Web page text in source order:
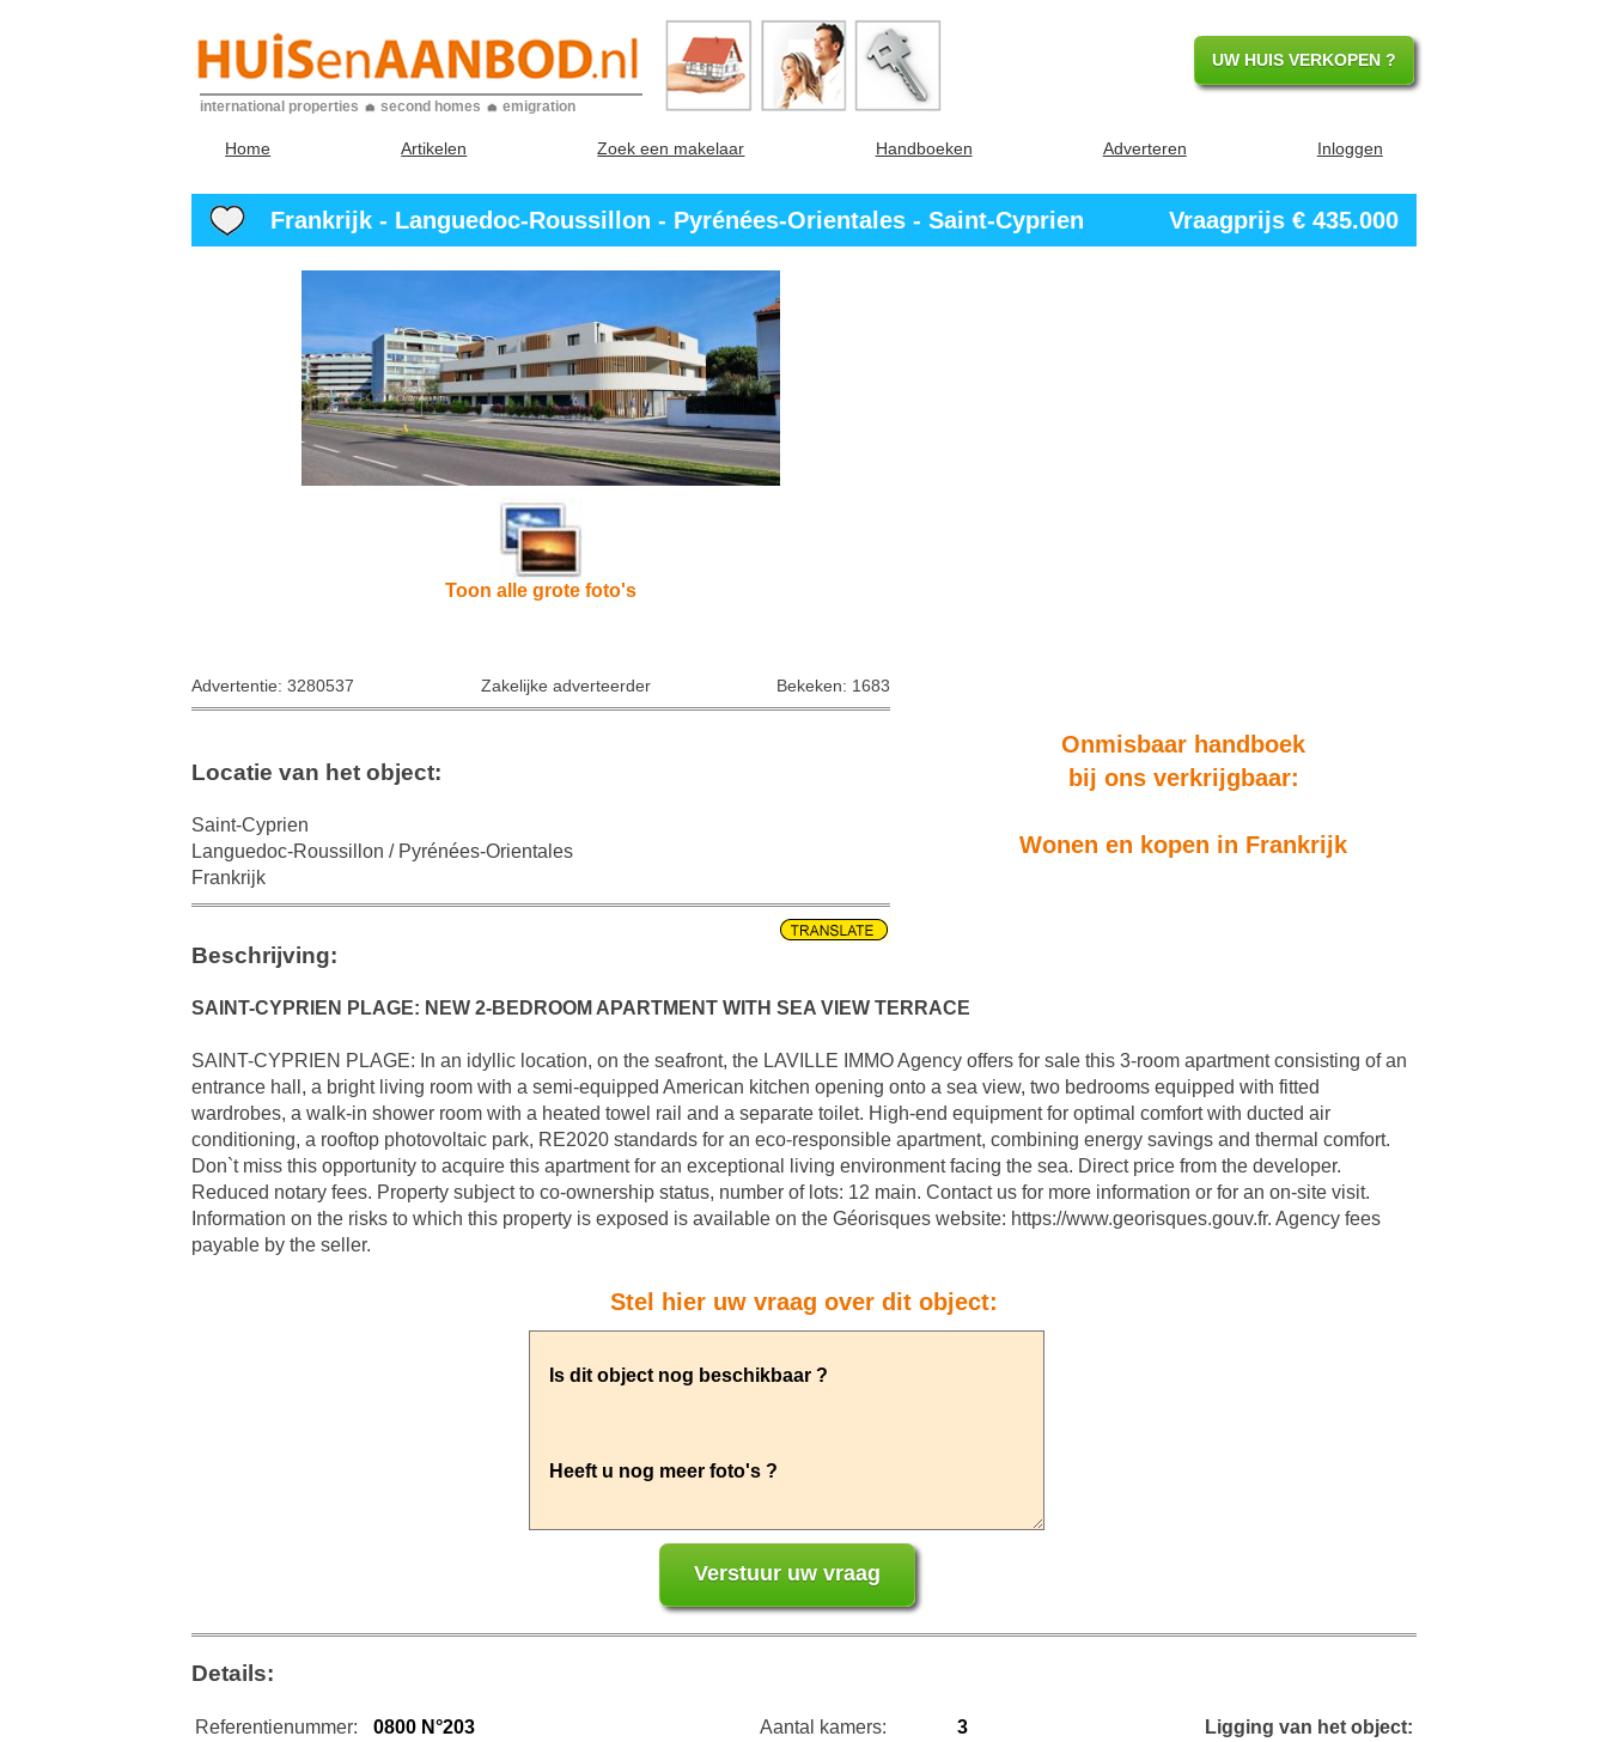
international properties second homes emigration
UW HUIS VERKOPEN ?
Home Artikelen Zoek een makelaar Handboeken Adverteren Inloggen
Frankrijk - Languedoc-Roussillon - Pyrénées-Orientales - Saint-Cyprien Vraagprijs € 435.000
Toon alle grote foto's
Advertentie: 3280537 Zakelijke adverteerder Bekeken: 1683
Onmisbaar handboek
bij ons verkrijgbaar:
Wonen en kopen in Frankrijk
Locatie van het object:
Saint-Cyprien
Languedoc-Roussillon / Pyrénées-Orientales
Frankrijk
Beschrijving:
SAINT-CYPRIEN PLAGE: NEW 2-BEDROOM APARTMENT WITH SEA VIEW TERRACE
SAINT-CYPRIEN PLAGE: In an idyllic location, on the seafront, the LAVILLE IMMO Agency offers for sale this 3-room apartment consisting of an
entrance hall, a bright living room with a semi-equipped American kitchen opening onto a sea view, two bedrooms equipped with fitted
wardrobes, a walk-in shower room with a heated towel rail and a separate toilet. High-end equipment for optimal comfort with ducted air
conditioning, a rooftop photovoltaic park, RE2020 standards for an eco-responsible apartment, combining energy savings and thermal comfort.
Don`t miss this opportunity to acquire this apartment for an exceptional living environment facing the sea. Direct price from the developer.
Reduced notary fees. Property subject to co-ownership status, number of lots: 12 main. Contact us for more information or for an on-site visit.
Information on the risks to which this property is exposed is available on the Géorisques website: https://www.georisques.gouv.fr. Agency fees
payable by the seller.
Stel hier uw vraag over dit object:
Details:
Referentienummer:
0800 N°203
Aantal kamers:
3
Ligging van het object: